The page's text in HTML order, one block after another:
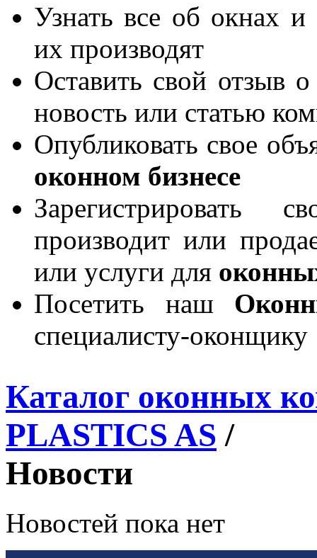
Узнать все об окнах и
их производят
Оставить свой отзыв
новость или статью
Опубликовать свое
оконном бизнесе
производит или
или услуги для
Посетить наш
специалисту-оконщику
Каталог оконных
PLASTICS AS /
Новости
Новостей пока нет